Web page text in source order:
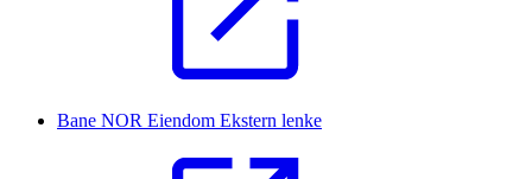
Bane NOR Eiendom Ekstern lenke